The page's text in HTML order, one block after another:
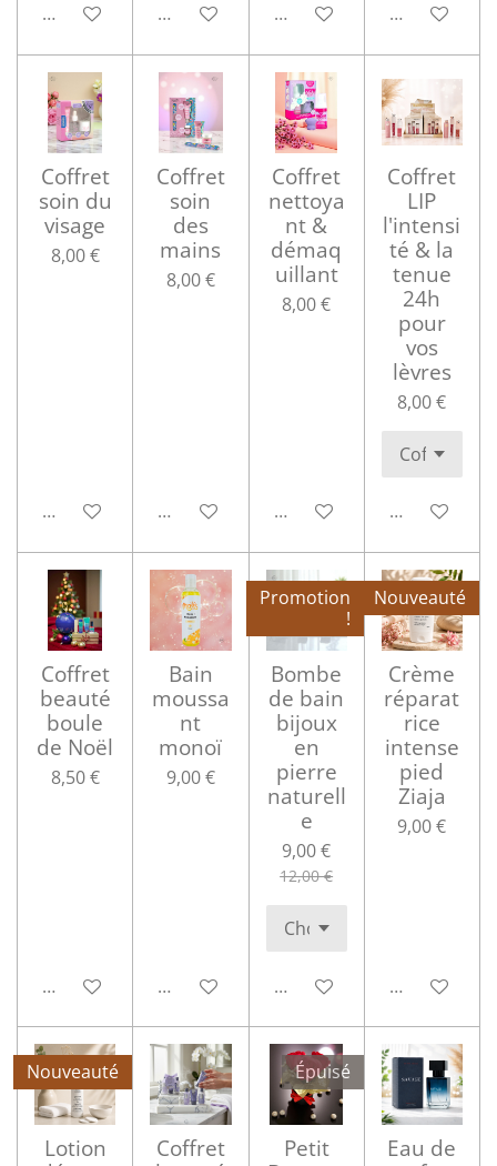
Ajouter au panierAjouter au panierAjouter au panierAjouter au
Coffret
soin du
visage
8,00 €
Ajouter au panier
Coffret
soin
des
mains
8,00 €
Ajouter au panier
Coffret
nettoya
nt &
démaq
uillant
8,00 €
Ajouter au panier
Coffret
LIP
l'intensi
té & la
tenue
24h
pour
vos
lèvres
8,00 €
Ajouter au
Coffret
beauté
boule
de Noël
8,50 €
Ajouter au panier
Bain
moussa
nt
monoï
9,00 €
Ajouter au panier
Promotion
!
Bombe
de bain
bijoux
en
pierre
naturell
e
9,00 €
12,00 €
Ajouter au panier
Nouveauté
Crème
réparat
rice
intense
pied
Ziaja
9,00 €
Ajouter au
Nouveauté
Lotion
Coffret
Épuisé
Petit
Eau de